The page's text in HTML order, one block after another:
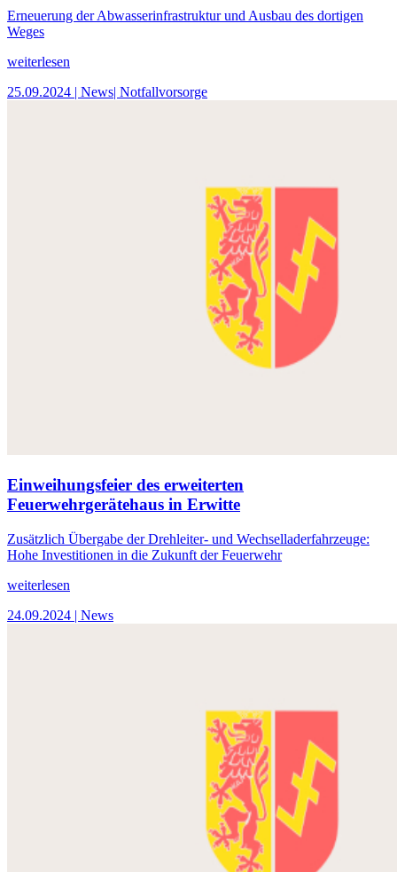
Erneuerung der Abwasserinfrastruktur und Ausbau des dortigen
Weges
weiterlesen
25.09.2024 | News| Notfallvorsorge
Einweihungsfeier des erweiterten
Feuerwehrgerätehaus in Erwitte
Zusätzlich Übergabe der Drehleiter- und Wechselladerfahrzeuge:
Hohe Investitionen in die Zukunft der Feuerwehr
weiterlesen
24.09.2024 | News